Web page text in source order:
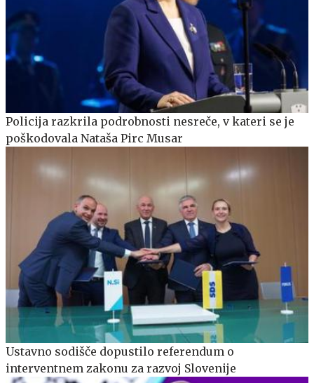
Policija razkrila podrobnosti nesreče, v kateri se je
poškodovala Nataša Pirc Musar
Ustavno sodišče dopustilo referendum o
interventnem zakonu za razvoj Slovenije